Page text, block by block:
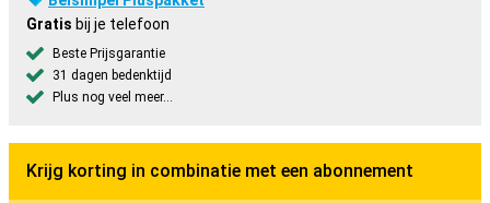
Gratis bij je telefoon
Beste Prijsgarantie
31 dagen bedenktijd
Plus nog veel meer...
Krijg korting in combinatie met een abonnement